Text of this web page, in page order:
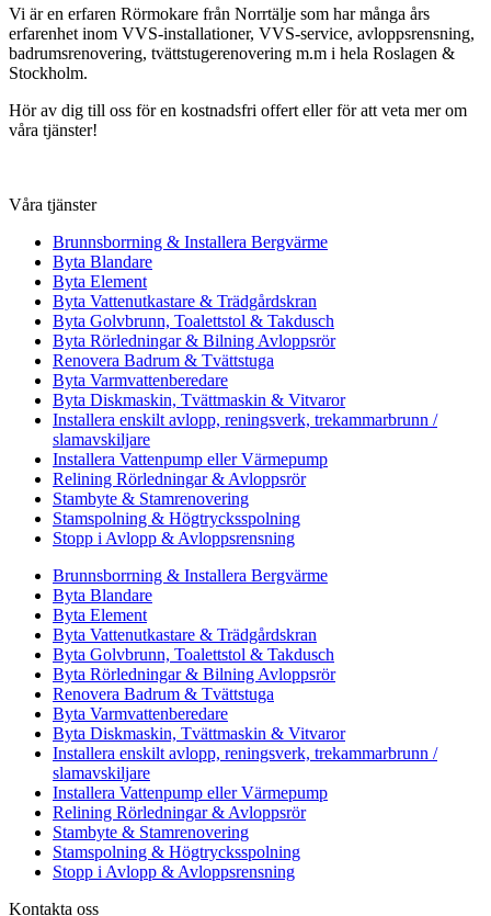
Vi är en erfaren Rörmokare från Norrtälje som har många års
erfarenhet inom VVS-installationer, VVS-service, avloppsrensning,
badrumsrenovering, tvättstugerenovering m.m i hela Roslagen &
Stockholm.
Hör av dig till oss för en kostnadsfri offert eller för att veta mer om
våra tjänster!
Våra tjänster
Brunnsborrning & Installera Bergvärme
Byta Blandare
Byta Element
Byta Vattenutkastare & Trädgårdskran
Byta Golvbrunn, Toalettstol & Takdusch
Byta Rörledningar & Bilning Avloppsrör
Renovera Badrum & Tvättstuga
Byta Varmvattenberedare
Byta Diskmaskin, Tvättmaskin & Vitvaror
Installera enskilt avlopp, reningsverk, trekammarbrunn /
slamavskiljare
Installera Vattenpump eller Värmepump
Relining Rörledningar & Avloppsrör
Stambyte & Stamrenovering
Stamspolning & Högtrycksspolning
Stopp i Avlopp & Avloppsrensning
Brunnsborrning & Installera Bergvärme
Byta Blandare
Byta Element
Byta Vattenutkastare & Trädgårdskran
Byta Golvbrunn, Toalettstol & Takdusch
Byta Rörledningar & Bilning Avloppsrör
Renovera Badrum & Tvättstuga
Byta Varmvattenberedare
Byta Diskmaskin, Tvättmaskin & Vitvaror
Installera enskilt avlopp, reningsverk, trekammarbrunn /
slamavskiljare
Installera Vattenpump eller Värmepump
Relining Rörledningar & Avloppsrör
Stambyte & Stamrenovering
Stamspolning & Högtrycksspolning
Stopp i Avlopp & Avloppsrensning
Kontakta oss